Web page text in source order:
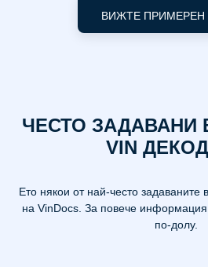
ВИЖТЕ ПРИМЕРЕН
ЧЕСТО ЗАДАВАНИ
VIN
Ето някои от най-често задаваните
на VinDocs. За повече
по-долу.